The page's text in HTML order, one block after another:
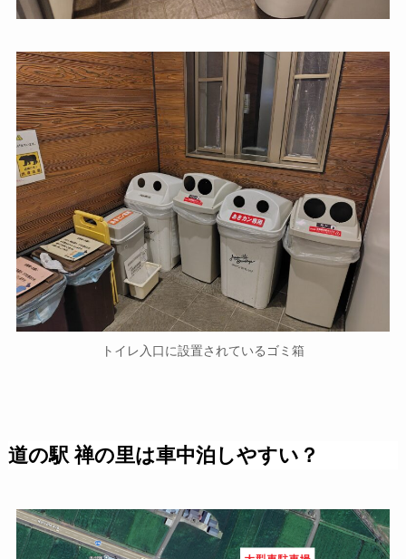
トイレ入口に設置されているゴミ箱
道の駅 禅の里は車中泊しやすい？